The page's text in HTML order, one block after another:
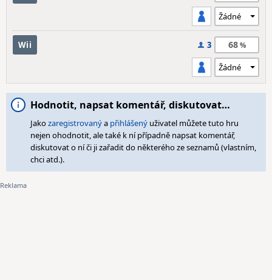
Wii 3 68
Hodnotit, napsat komentář, diskutovat…
Jakozaregistrovanýa přihlášený uživatel můžete tuto hru
nejen ohodnotit, ale také k ní případně napsat komentář,
diskutovat o ní či ji zařadit do některého ze seznamů (vlastním,
chci atd.).